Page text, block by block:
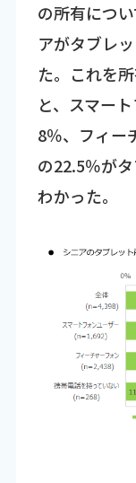
の所有につ
アがタブレ
た。これを
と、スマー
8％、フィー
の22.5％が
わかった。